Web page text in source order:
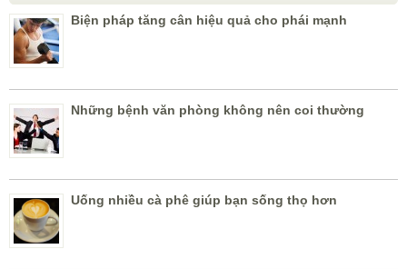
Biện pháp tăng cân hiệu quả cho phái mạnh
Những bệnh văn phòng không nên coi thường
Uống nhiều cà phê giúp bạn sống thọ hơn